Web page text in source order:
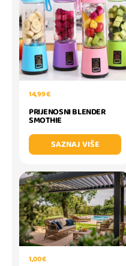
14,99 €
PRIJENOSNI BLENDER
SMOTHIE
SAZNAJ VIŠE
1,00 €